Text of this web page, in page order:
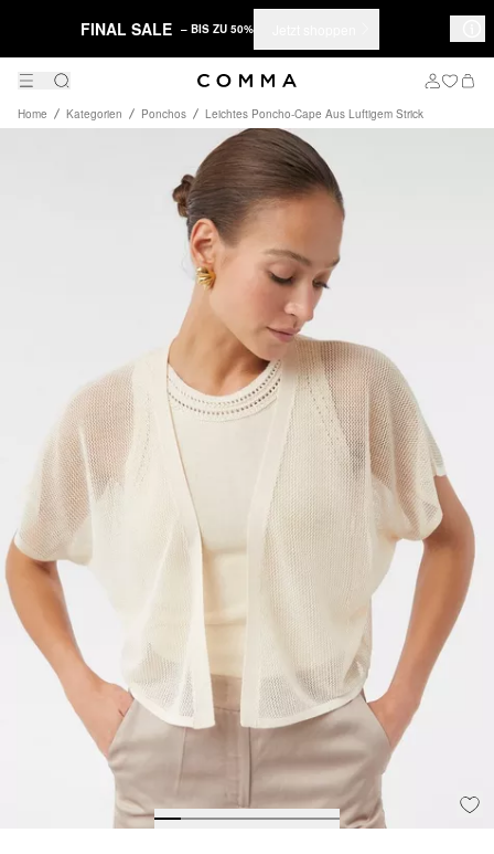
FINAL SALE – BIS ZU 50%
Home Kategorien Ponchos Leichtes Poncho-Cape Aus Luftigem Strick